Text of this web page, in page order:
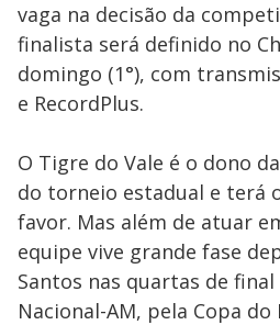
vaga na decisão da
finalista será definido no
domingo (1°), com
e RecordPlus.
O Tigre do Vale é o dono
do torneio estadual e terá
favor. Mas além de atuar
equipe vive grande fase
Santos nas quartas de
Nacional-AM, pela Copa do